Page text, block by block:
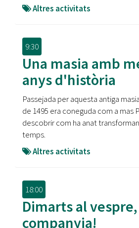
Altres activitats
9:30
Una masia amb
anys d'història
Passejada per aquesta antiga
de 1495 era coneguda com a mas
descobrir com ha anat
temps.
Altres activitats
18:00
Dimarts al
companyia!